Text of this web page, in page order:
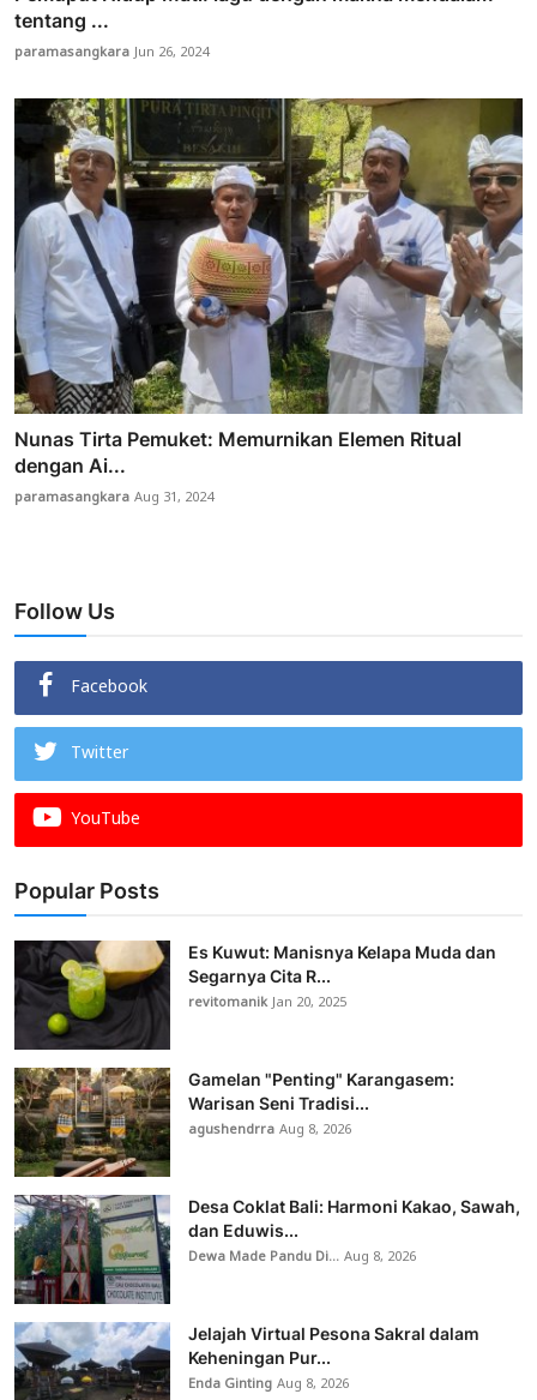
tentang ...
paramasangkaraJun 26, 2024
Nunas Tirta Pemuket: Memurnikan Elemen Ritual
dengan Ai...
paramasangkaraAug 31, 2024
Follow Us
Facebook
Twitter
YouTube
Popular Posts
Es Kuwut: Manisnya Kelapa Muda dan
Segarnya Cita R...
revitomanikJan 20, 2025
Gamelan "Penting" Karangasem:
Warisan Seni Tradisi...
agushendrraAug 8, 2026
Desa Coklat Bali: Harmoni Kakao, Sawah,
dan Eduwis...
Dewa Made Pandu Di...Aug 8, 2026
Jelajah Virtual Pesona Sakral dalam
Keheningan Pur...
Enda GintingAug 8, 2026